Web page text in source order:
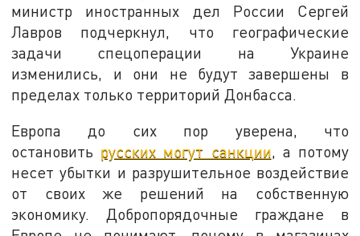
министр иностранных дел России Сергей
Лавров подчеркнул, что географические
задачи спецоперации на Украине
изменились, и они не будут завершены в
пределах только территорий Донбасса.
Европа до сих пор уверена, что
остановить русских могут санкции, а потому
несет убытки и разрушительное воздействие
от своих же решений на собственную
экономику. Добропорядочные граждане в